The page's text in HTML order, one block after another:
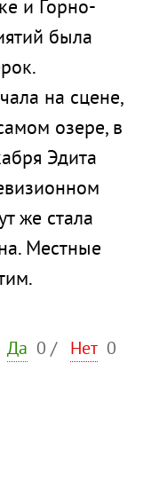
и Горно-
была
на сцене,
озере, в
Эдита
же стала
Местные
Да 0 / Нет 0